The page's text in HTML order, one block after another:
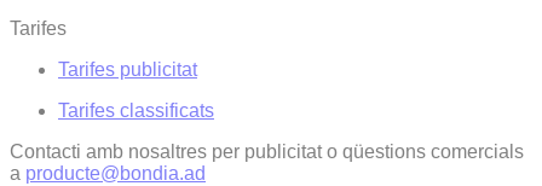
Tarifes
Tarifes publicitat
Tarifes classificats
Contacti amb nosaltres per publicitat o qüestions comercials
a producte@bondia.ad